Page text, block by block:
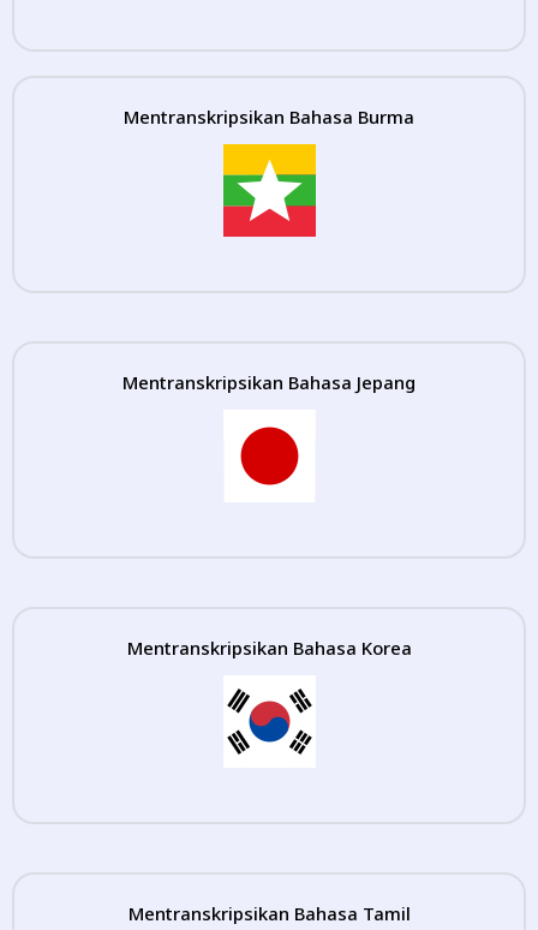
Mentranskripsikan Bahasa Burma
Mentranskripsikan Bahasa Jepang
Mentranskripsikan Bahasa Korea
Mentranskripsikan Bahasa Tamil